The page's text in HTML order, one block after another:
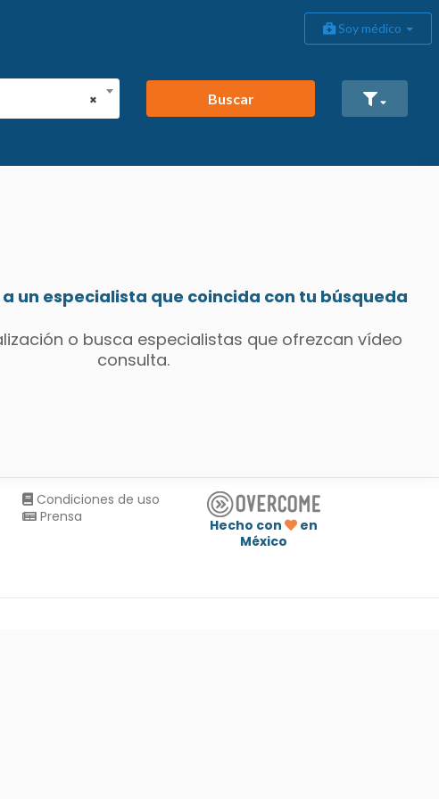
Soy médico
×
Buscar
un especialista que coincida con tu búsqueda
o busca especialistas que ofrezcan vídeo
consulta.
Condiciones de uso
Prensa
Hecho con
en
México